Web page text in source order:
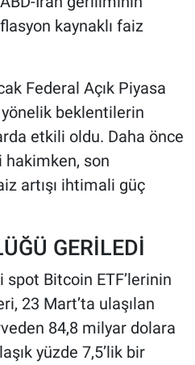
kaynaklı faiz
Federal Açık Piyasa
beklentilerin
etkili oldu. Daha önce
son
artışı ihtimali güç
GERİLEDİ
spot Bitcoin ETF’lerinin
23 Mart’ta ulaşılan
84,8 milyar dolara
yüzde 7,5’lik bir